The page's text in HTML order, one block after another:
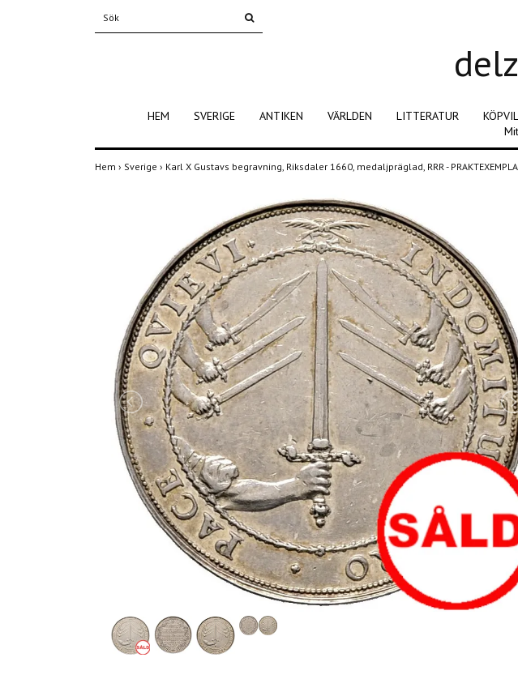
HEM SVERIGE ANTIKEN VÄRLDEN LITTERATUR
Hem › Sverige › Karl X Gustavs begravning, Riksdaler 1660, medaljpräglad, RRR -